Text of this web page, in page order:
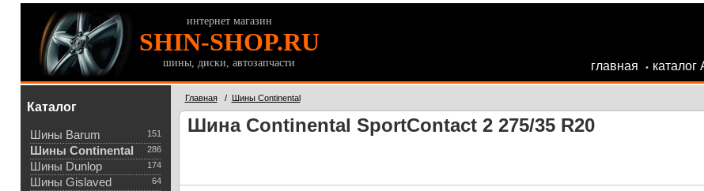
интернет магазин
SHIN-SHOP.RU
шины, диски, автозапчасти главная •
Каталог
151
Шины Barum
286
Шины Continental
174
Шины Dunlop
64
Шины Gislaved
Главная/ Шины Continental
Шина Continental SportContact 2 275/35 R20